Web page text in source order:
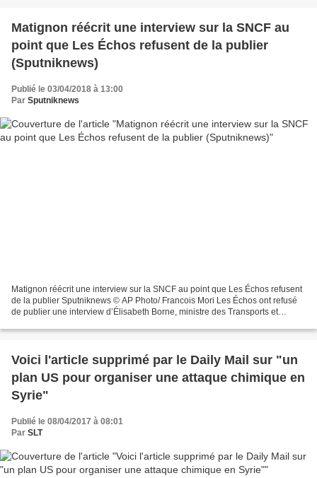
Matignon réécrit une interview sur la SNCF au
point que Les Échos refusent de la publier
(Sputniknews)
Publié le 03/04/2018 à 13:00
Par Sputniknews
Matignon réécrit une interview sur la SNCF au point que Les Échos refusent
de la publier Sputniknews © AP Photo/ Francois Mori Les Échos ont refusé
de publier une interview d’Élisabeth Borne, ministre des Transports et
Voici l'article supprimé par le Daily Mail sur "un
plan US pour organiser une attaque chimique en
Syrie"
Publié le 08/04/2017 à 08:01
Par SLT